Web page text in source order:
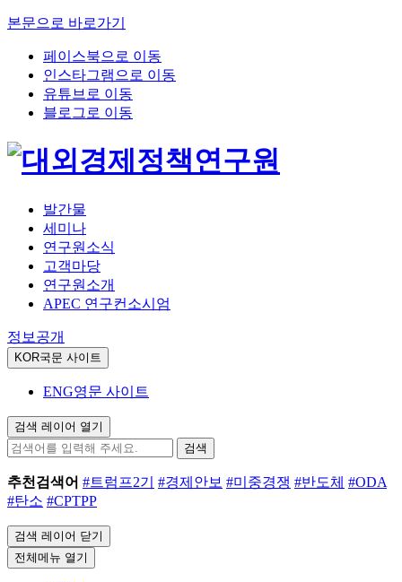
본문으로 바로가기
페이스북으로 이동
인스타그램으로 이동
유튜브로 이동
블로그로 이동
발간물
세미나
연구원소식
고객마당
연구원소개
APEC 연구컨소시엄
정보공개
KOR국문 사이트
ENG영문 사이트
검색 레이어 열기
검색
추천검색어 #트럼프2기 #경제안보 #미중경쟁 #반도체 #ODA
#탄소 #CPTPP
검색 레이어 닫기
전체메뉴 열기